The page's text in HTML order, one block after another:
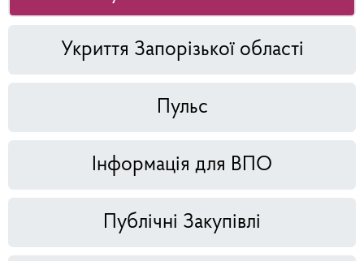
Укриття Запорізької області
Пульс
Інформація для ВПО
Публічні Закупівлі